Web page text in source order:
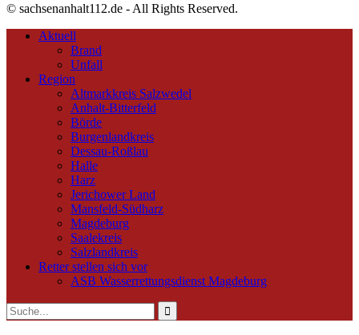
© sachsenanhalt112.de - All Rights Reserved.
Aktuell
Brand
Unfall
Region
Altmarkkreis Salzwedel
Anhalt-Bitterfeld
Börde
Burgenlandkreis
Dessau-Roßlau
Halle
Harz
Jerichower Land
Mansfeld-Südharz
Magdeburg
Saalekreis
Salzlandkreis
Retter stellen sich vor
ASB Wasserrettungsdienst Magdeburg